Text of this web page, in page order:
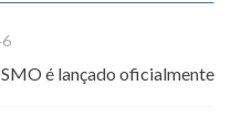
é lançado oficialmente